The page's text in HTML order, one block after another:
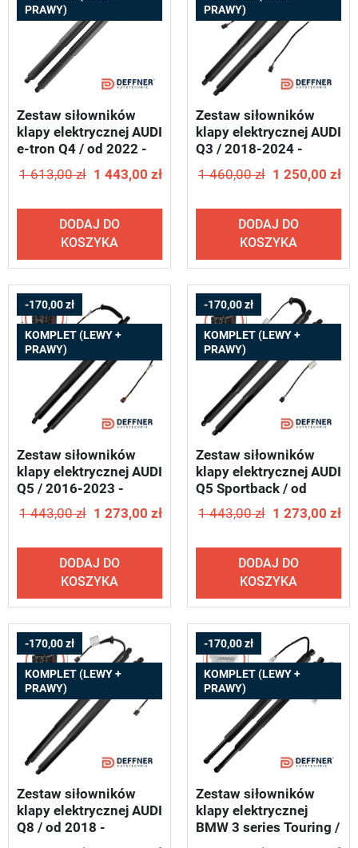
PRAWY)
Zestaw siłowników
klapy elektrycznej AUDI
e-tron Q4 / od 2022 -
DEFFNER U23
1 613,00 zł 1 443,00 zł
DODAJ DO
KOSZYKA
PRAWY)
Zestaw siłowników
klapy elektrycznej AUDI
Q3 / 2018-2024 -
DEFFNER T06
1 460,00 zł 1 250,00 zł
DODAJ DO
KOSZYKA
-170,00 zł
KOMPLET (LEWY +
PRAWY)
Zestaw siłowników
klapy elektrycznej AUDI
Q5 / 2016-2023 -
DEFFNER S02
1 443,00 zł 1 273,00 zł
DODAJ DO
KOSZYKA
-170,00 zł
KOMPLET (LEWY +
PRAWY)
Zestaw siłowników
klapy elektrycznej AUDI
Q5 Sportback / od
2021 - DEFFNER S80
1 443,00 zł 1 273,00 zł
DODAJ DO
KOSZYKA
-170,00 zł
KOMPLET (LEWY +
PRAWY)
Zestaw siłowników
klapy elektrycznej AUDI
Q8 / od 2018 -
DEFFNER S81
-170,00 zł
KOMPLET (LEWY +
PRAWY)
Zestaw siłowników
klapy elektrycznej
BMW 3 series Touring /
od 2019 - DEFFNER